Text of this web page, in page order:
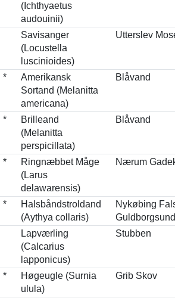
(Ichthyaetus
audouinii)
Savisanger
(Locustella
luscinioides)
Utterslev
*
Amerikansk
Sortand (Melanitta
americana)
Blåvand
*
Brilleand
(Melanitta
perspicillata)
Blåvand
*
Ringnæbbet Måge
(Larus
delawarensis)
Nærum
*
Halsbåndstroldand
(Aythya collaris)
Nykøbing
Guldborgsund
Lapværling
(Calcarius
lapponicus)
Stubben
*
Høgeugle (Surnia
ulula)
Grib Skov